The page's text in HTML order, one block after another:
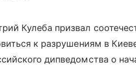
Кулеба призвал
к разрушениям в
дипведомства о